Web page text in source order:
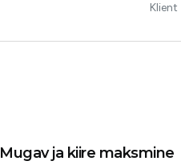
Klient
Mugav ja kiire maksmine